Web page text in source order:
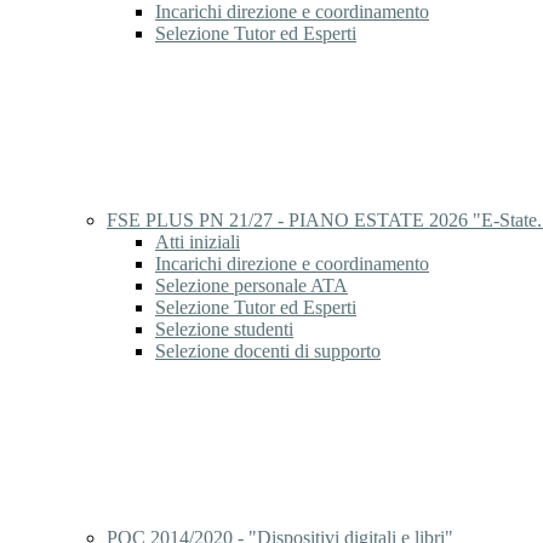
Incarichi direzione e coordinamento
Selezione Tutor ed Esperti
FSE PLUS PN 21/27 - PIANO ESTATE 2026 "E-
Atti iniziali
Incarichi direzione e coordinamento
Selezione personale ATA
Selezione Tutor ed Esperti
Selezione studenti
Selezione docenti di supporto
POC 2014/2020 - "Dispositivi digitali e libri"